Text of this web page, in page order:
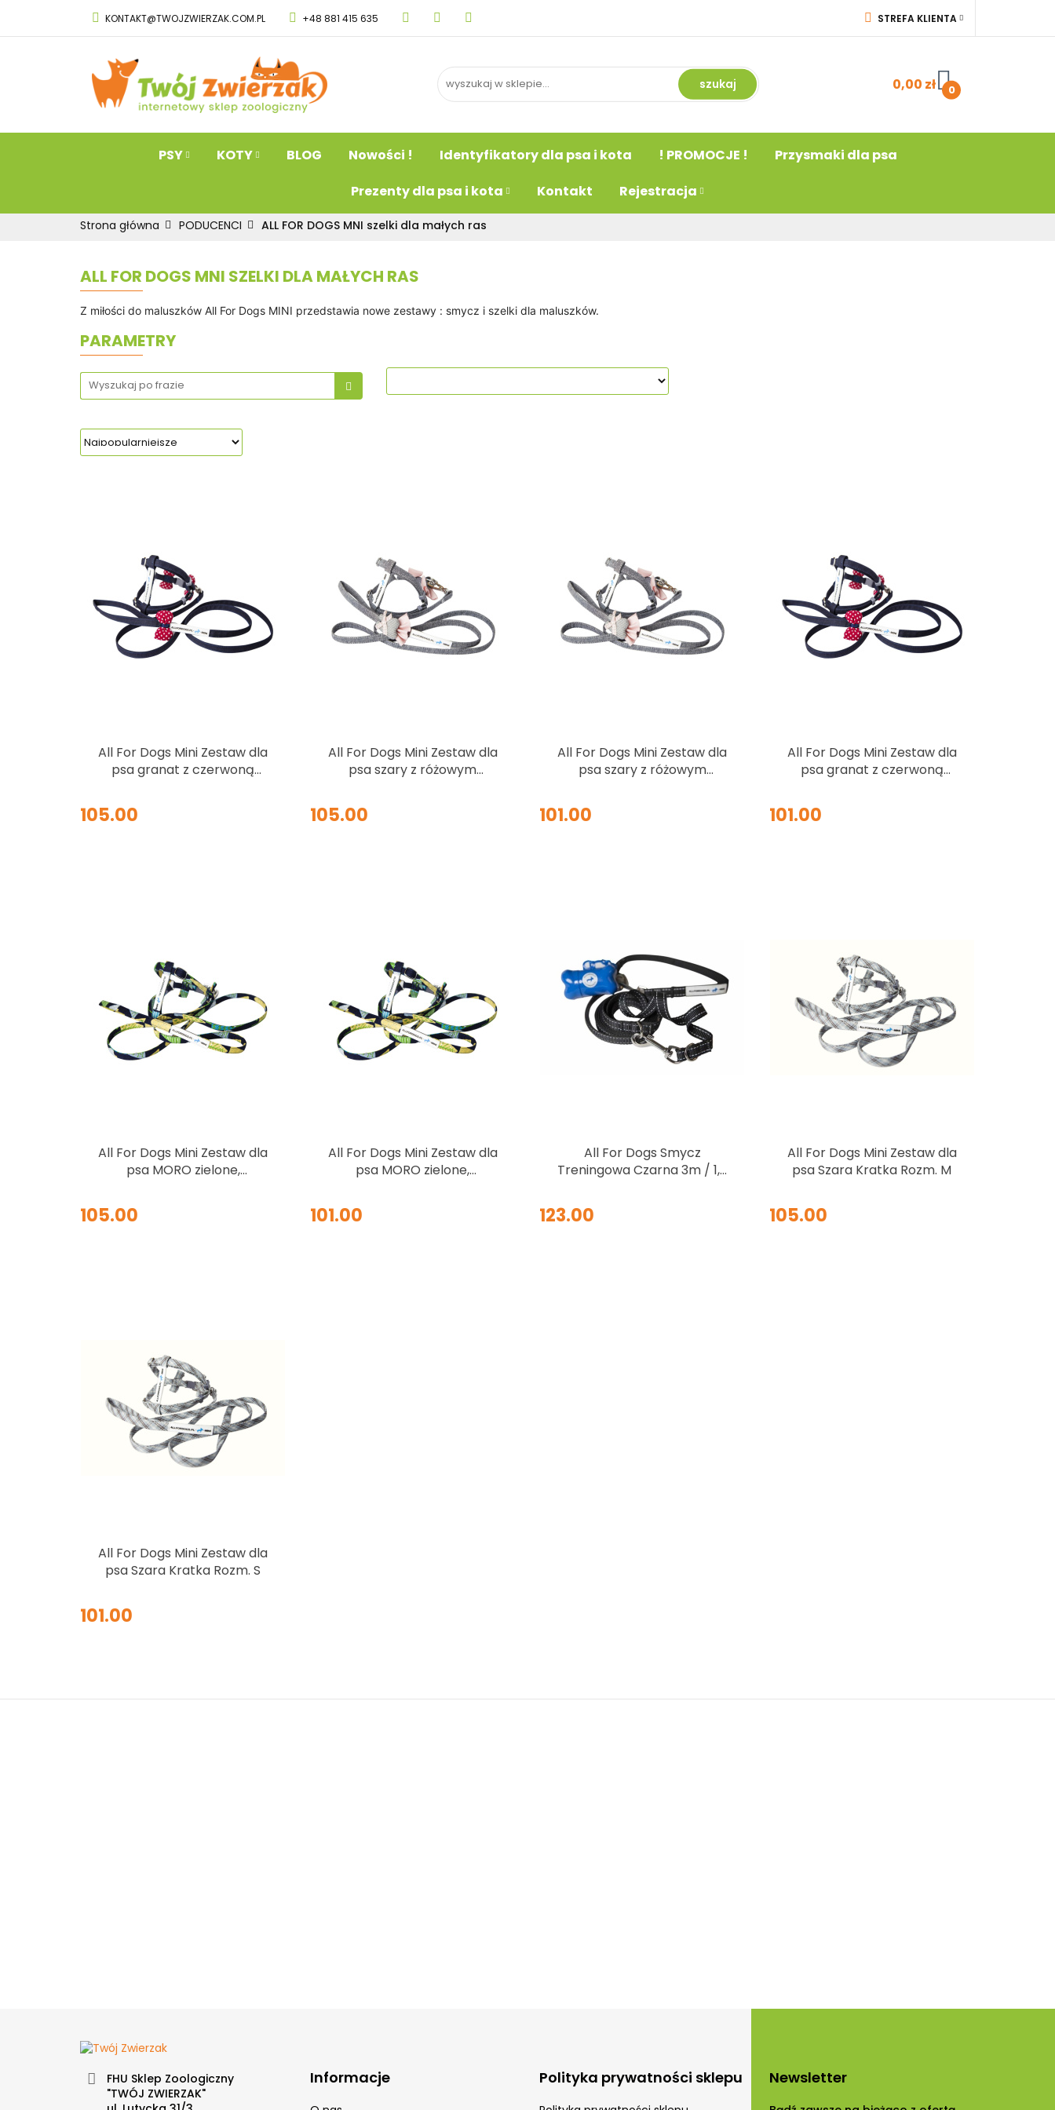
KONTAKT@TWOJZWIERZAK.COM.PL +48 881 415 635 STREFA KLIENTA
ZAREJESTRUJ SIĘ
DODAJ ZGŁOSZENIE
0,00 zł 0
PSY KOTY BLOG Nowości ! Identyfikatory dla psa i kota ! PROMOCJE !
Przysmaki dla psa
Prezenty dla psa i kota
Kontakt Rejestracja
PSY KOTY BLOG Nowości !
Przysmaki dla psa Prezenty dla psa i kota Rejestracja
Strona główna PODUCENCI ALL FOR DOGS MNI szelki dla małych ras
ALL FOR DOGS MNI SZELKI DLA MAŁYCH RAS
Z miłości do maluszków All For Dogs MINI przedstawia nowe zestawy : smycz i szelki dla maluszków.
PARAMETRY
All For Dogs Mini Zestaw dla
psa granat z czerwoną
105.00
All For Dogs Mini Zestaw dla
psa szary z różowym
105.00
All For Dogs Mini Zestaw dla
psa szary z różowym
101.00
All For Dogs Mini Zestaw dla
psa granat z czerwoną
101.00
All For Dogs Mini Zestaw dla
psa MORO zielone,
105.00
All For Dogs Mini Zestaw dla
psa MORO zielone,
101.00
All For Dogs Smycz
Treningowa Czarna 3m / 1,5
123.00
All For Dogs Mini Zestaw dla
psa Szara Kratka Rozm. M
105.00
All For Dogs Mini Zestaw dla
psa Szara Kratka Rozm. S
101.00
FHU Sklep Zoologiczny
"TWÓJ ZWIERZAK"
Informacje Polityka prywatności sklepu Newsletter